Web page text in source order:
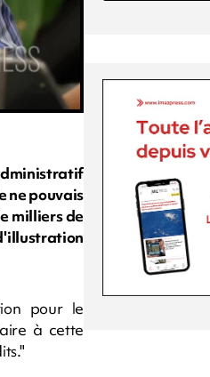
ne pouvais
milliers de
pour le
à cette